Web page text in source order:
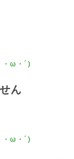
・ω・´)
ん
・ω・´)